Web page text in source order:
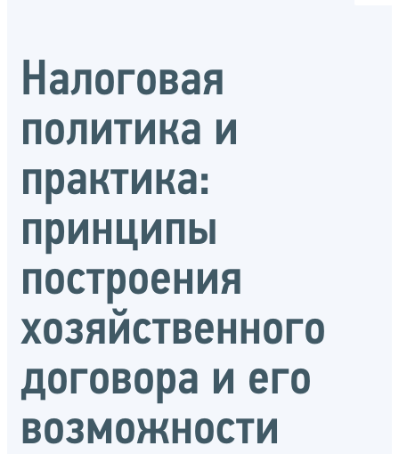
Налоговая
политика и
практика:
принципы
построения
хозяйственного
договора и его
возможности